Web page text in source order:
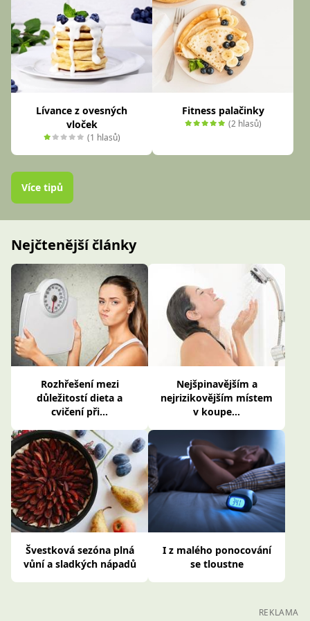
Lívance z ovesných
vloček
(1 hlasů)
Fitness palačinky
(2 hlasů)
Více tipů
Nejčtenější články
Rozhřešení mezi
důležitostí dieta a
cvičení při...
Nejšpinavějším a
nejrizikovějším místem
v koupe...
Švestková sezóna plná
vůní a sladkých nápadů
I z malého ponocování
se tloustne
REKLAMA